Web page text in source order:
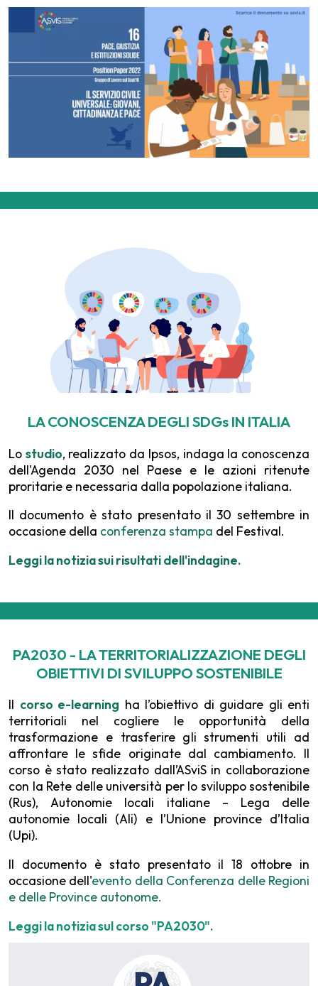
LA CONOSCENZA DEGLI SDGs IN ITALIA
Lo studio, realizzato da Ipsos, indaga la conoscenza
dell'Agenda 2030 nel Paese e le azioni ritenute
proritarie e necessaria dalla popolazione italiana.
Il documento è stato presentato il 30 settembre in
occasione della conferenza stampa del Festival.
Leggi la notizia sui risultati dell'indagine.
PA2030 - LA TERRITORIALIZZAZIONE DEGLI
OBIETTIVI DI SVILUPPO SOSTENIBILE
Il corso e-learning ha l’obiettivo di guidare gli enti
territoriali nel cogliere le opportunità della
trasformazione e trasferire gli strumenti utili ad
affrontare le sfide originate dal cambiamento. Il
corso è stato realizzato dall’ASviS in collaborazione
con la Rete delle università per lo sviluppo sostenibile
(Rus), Autonomie locali italiane – Lega delle
autonomie locali (Ali) e l’Unione province d’Italia
(Upi).
Il documento è stato presentato il 18 ottobre in
occasione dell'evento della Conferenza delle Regioni
e delle Province autonome.
Leggi la notizia sul corso "PA2030".